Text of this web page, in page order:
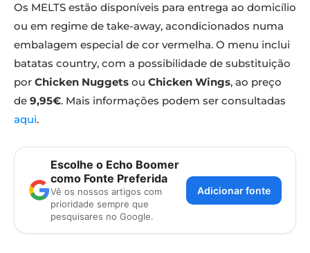
Os MELTS estão disponíveis para entrega ao domicílio
ou em regime de take-away, acondicionados numa
embalagem especial de cor vermelha. O menu inclui
batatas country, com a possibilidade de substituição
por Chicken Nuggets ou Chicken Wings, ao preço
de 9,95€. Mais informações podem ser consultadas
aqui.
Escolhe o Echo Boomer
como Fonte Preferida
Vê os nossos artigos com
prioridade sempre que
pesquisares no Google.
Adicionar fonte